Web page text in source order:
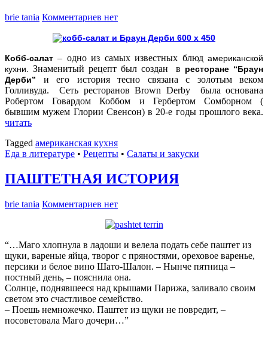
brie tania Комментариев нет
Кобб-салат – одно из самых известных блюдамериканской
кухни.
Знаменитый рецепт был создан в ресторане “Браун
Дерби” и его история тесно связана с золотым веком
Голливуда. Сеть ресторанов Brown Derby была основана
Робертом Говардом Коббом и Гербертом Сомборном (
бывшим мужем Глории Свенсон) в 20-е годы прошлого века.
читать
Tagged американская кухня
Еда в литературе • Рецепты • Салаты и закуски
ПАШТЕТНАЯ ИСТОРИЯ
brie tania Комментариев нет
“…Маго хлопнула в ладоши и велела подать себе паштет из
щуки, вареные яйца, творог с пряностями, ореховое варенье,
персики и белое вино Шато-Шалон. – Нынче пятница –
постный день, – пояснила она.
Солнце, поднявшееся над крышами Парижа, заливало своим
светом это счастливое семейство.
– Поешь немножечко. Паштет из щуки не повредит, –
посоветовала Маго дочери…”